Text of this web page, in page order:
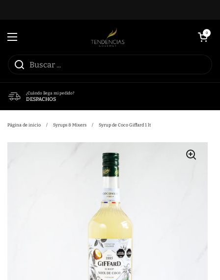
Abrir menú
Abrir carrito
0
¿Cuándo llega mi pedido?
DESPACHOS
Página de inicio / Syrups & Mixers / Syrup de Coco Giffard 1 lt